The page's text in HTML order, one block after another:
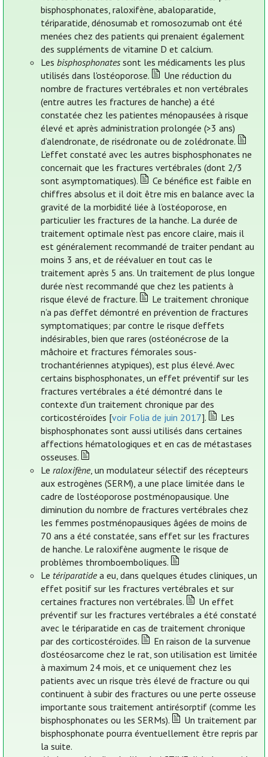
bisphosphonates, raloxifène, abaloparatide,
tériparatide, dénosumab et romosozumab ont été
menées chez des patients qui prenaient également
des suppléments de vitamine D et calcium.
Lesbisphosphonates sont les médicaments les plus
utilisés dans l'ostéoporose.
Une réduction du
nombre de fractures vertébrales et non vertébrales
(entre autres les fractures de hanche) a été
constatée chez les patientes ménopausées à risque
élevé et après administration prolongée (>3 ans)
d’alendronate, de risédronate ou de zolédronate.
L’effet constaté avec les autres bisphosphonates ne
concernait que les fractures vertébrales (dont 2/3
sont asymptomatiques).
Ce bénéfice est faible en
chiffres absolus et il doit être mis en balance avec la
gravité de la morbidité liée à l’ostéoporose, en
particulier les fractures de la hanche. La durée de
traitement optimale n'est pas encore claire, mais il
est généralement recommandé de traiter pendant au
moins 3 ans, et de réévaluer en tout cas le
traitement après 5 ans. Un traitement de plus longue
durée n’est recommandé que chez les patients à
risque élevé de fracture.
Le traitement chronique
n’a pas d’effet démontré en prévention de fractures
symptomatiques; par contre le risque d’effets
indésirables, bien que rares (ostéonécrose de la
mâchoire et fractures fémorales sous-
trochantériennes atypiques), est plus élevé. Avec
certains bisphosphonates, un effet préventif sur les
fractures vertébrales a été démontré dans le
contexte d'un traitement chronique par des
corticostéroïdes [voir Folia de juin 2017].
Les
bisphosphonates sont aussi utilisés dans certaines
affections hématologiques et en cas de métastases
osseuses.
Leraloxifène, un modulateur sélectif des récepteurs
aux estrogènes (SERM), a une place limitée dans le
cadre de l'ostéoporose postménopausique. Une
diminution du nombre de fractures vertébrales chez
les femmes postménopausiques âgées de moins de
70 ans a été constatée, sans effet sur les fractures
de hanche. Le raloxifène augmente le risque de
problèmes thromboemboliques.
Le tériparatidea eu, dans quelques études cliniques, un
effet positif sur les fractures vertébrales et sur
certaines fractures non vertébrales.
Un effet
préventif sur les fractures vertébrales a été constaté
avec le tériparatide en cas de traitement chronique
par des corticostéroïdes.
En raison de la survenue
d’ostéosarcome chez le rat, son utilisation est limitée
à maximum 24 mois, et ce uniquement chez les
patients avec un risque très élevé de fracture ou qui
continuent à subir des fractures ou une perte osseuse
importante sous traitement antirésorptif (comme les
bisphosphonates ou les SERMs).
Un traitement par
bisphosphonate pourra éventuellement être repris par
la suite.